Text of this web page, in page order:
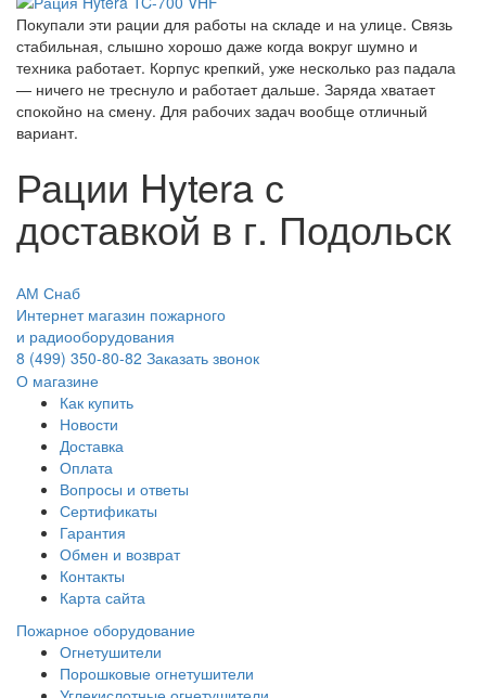
Покупали эти рации для работы на складе и на улице. Связь
стабильная, слышно хорошо даже когда вокруг шумно и
техника работает. Корпус крепкий, уже несколько раз падала
— ничего не треснуло и работает дальше. Заряда хватает
спокойно на смену. Для рабочих задач вообще отличный
вариант.
Рации Hytera с
доставкой в г. Подольск
АМ Снаб
Интернет магазин пожарного
и радиооборудования
8 (499) 350-80-82 Заказать звонок
О магазине
Как купить
Новости
Доставка
Оплата
Вопросы и ответы
Сертификаты
Гарантия
Обмен и возврат
Контакты
Карта сайта
Пожарное оборудование
Огнетушители
Порошковые огнетушители